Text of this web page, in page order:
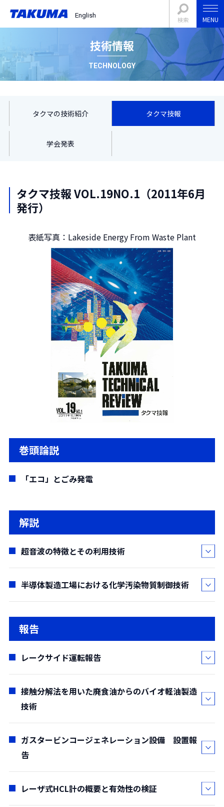
English
検索 MENU
技術情報
TECHNOLOGY
タクマの技術紹介 タクマ技報
学会発表
タクマ技報 VOL.19NO.1（2011年6月
発行）
表紙写真：Lakeside Energy From Waste Plant
巻頭論説
「エコ」とごみ発電
解説
超音波の特徴とその利用技術
中村 健太郎*・鮫島 良二**・松田 由美***
(*東京工業大学、**技術開発部、
***水処理技術部)
(要約)
振動のことであり、空気中、液体中、固体中など
を伝搬する。計測や非破壊検査から、そのエネル
ギーを利用した洗浄や加工などのパワー応用ま
で、工業的な利用が進んでいる。周波数が高いた
め波長が短く直進性が高いこと、電波や光が伝わ
りにくい水中や固体中で減衰が少ないことが計測
や非破壊検査に用いられる理由である。また、振
い音圧や振動応力が容易に発生する。この性質が
半導体製造工場における化学汚染物質制御技術
吉澤 巌*
半導体製造工場におけるデバイスの微細化は革
環境は従来の粒子汚染だけではなく、化学汚染物
質・温度・湿度・振動・磁場などの制御がより重
要となってきている。特に酸性ガス、塩基性ガ
ス、凝縮性有機物質、およびドーパントのような
極微量の化学汚染物質（Airborne molecular
contaminants (AMCs)）が、半導体デバイスの信
頼性などに大きな影響を及ぼしている。その対策
報告
レークサイド運転報告
谷 良二*
)
(要約)
本施設はフルターンキーベース契約で英国に納
入した廃棄物発電設備であり、弊社が欧州に納入
ーを徹底追及した要求内容となっている。また、
接触分解法を用いた廃食油からのバイオ軽油製造
技術
土肥 弘敬*・佐藤 和宏*
)
(要約)
新規に開発された固体触媒を用いた接触分解反
ガスタービンコージェネレーション設備 設置報
告
(*エネルギー技術1部)
レーザ式HCL計の概要と有効性の検証